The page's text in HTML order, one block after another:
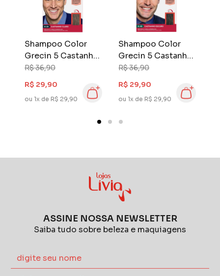
Shampoo Color
Grecin 5 Castanho
Claro
R$ 36,90
R$ 29,90
ou 1x de R$ 29,90
Shampoo Color
Grecin 5 Castanho
Escuro
R$ 36,90
R$ 29,90
ou 1x de R$ 29,90
ASSINE NOSSA NEWSLETTER
Saiba tudo sobre beleza e maquiagens